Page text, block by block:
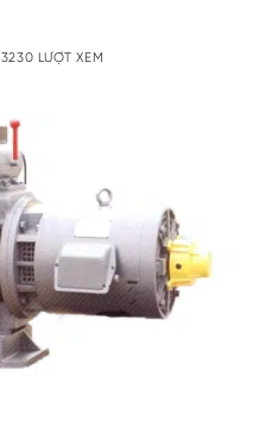
3230 LƯỢT XEM